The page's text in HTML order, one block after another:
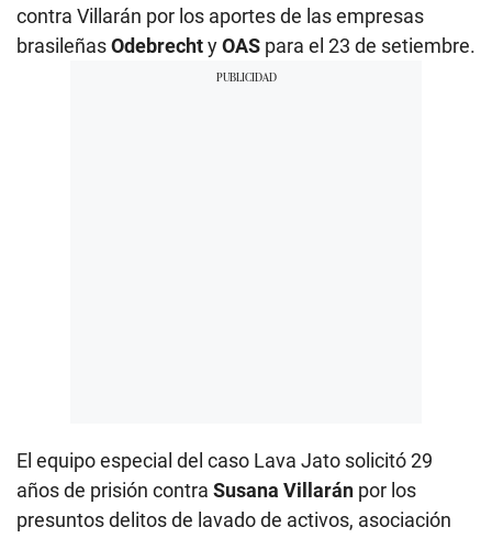
contra Villarán por los aportes de las empresas
brasileñasOdebrechtyOAS para el 23 de setiembre.
El equipo especial del caso Lava Jato solicitó 29
años de prisión contra Susana Villarán por los
presuntos delitos de lavado de activos, asociación